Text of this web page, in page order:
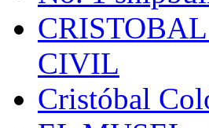
CIVIL
Cristóbal